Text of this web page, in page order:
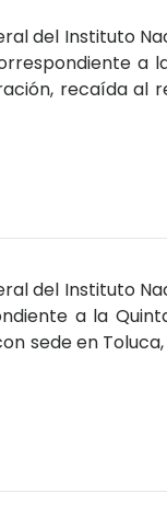
del Instituto
a
recaída
del Instituto
a la
sede en